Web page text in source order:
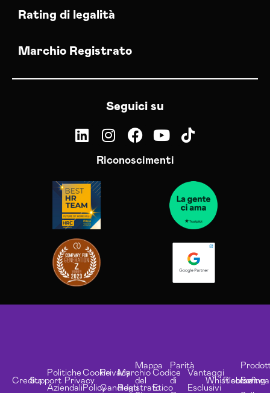
Rating di legalità
Marchio Registrato
Seguici su
Riconoscimenti
CreditsSupport
Politiche
Aziendali
Privacy
Cookie
Policy
Privacy
Candidati
Marchio
Registrato
Mappa
del
Codice
Etico
Parità
di
Vantaggi
Esclusivi
Whistleblowing
Risorse